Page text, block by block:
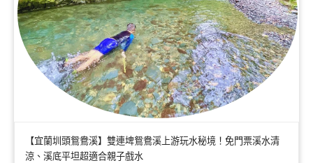
【宜蘭圳頭鴛鴦溪】雙連埤鴛鴦溪上游玩水秘境！免門票溪水清
涼、溪底平坦超適合親子戲水